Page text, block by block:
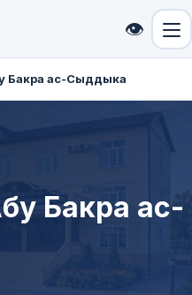
👁
Бакра ас-Сыддыка
Бакра ас-